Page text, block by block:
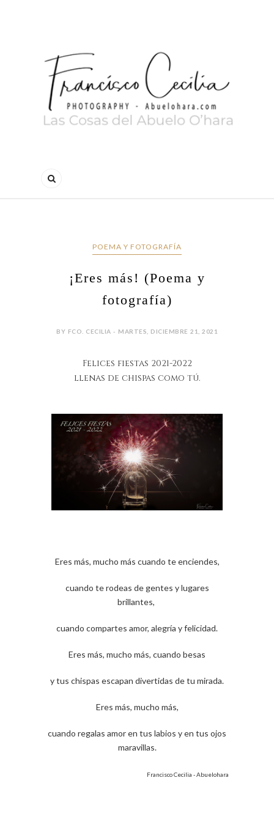
POEMA Y FOTOGRAFÍA
¡Eres más! (Poema y
fotografía)
BY FCO. CECILIA - MARTES, DICIEMBRE 21, 2021
Felices fiestas 2021-2022
llenas de chispas como tú.
Eres más, mucho más cuando te enciendes,
cuando te rodeas de gentes y lugares
brillantes,
cuando compartes amor, alegría y felicidad.
Eres más, mucho más, cuando besas
y tus chispas escapan divertidas de tu mirada.
Eres más, mucho más,
cuando regalas amor en tus labios y en tus ojos
maravillas.
Francisco Cecilia - Abuelohara